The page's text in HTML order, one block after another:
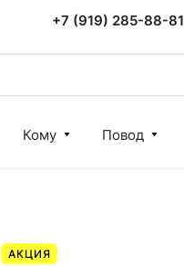
+7 (919) 285-88-81
Кому Повод
АКЦИЯ